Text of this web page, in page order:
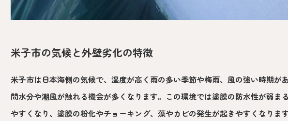
米子市の気候と外壁劣化の特徴
米子市は日本海側の気候で、湿度が高く雨の多い季節や梅雨、風の強い時期が
間水分や潮風が触れる機会が多くなります。この環境では塗膜の防水性が弱ま
やすくなり、塗膜の粉化やチョーキング、藻やカビの発生が起きやすくなりま